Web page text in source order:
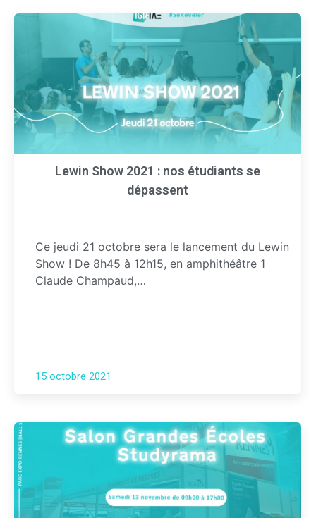
Lewin Show 2021 : nos étudiants se
dépassent
Ce jeudi 21 octobre sera le lancement du Lewin
Show ! De 8h45 à 12h15, en amphithéâtre 1
Claude Champaud,…
15 octobre 2021